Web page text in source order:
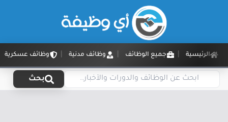
الرئيسية جميع الوظائف وظائف مدنية وظائف عسكرية
بحث